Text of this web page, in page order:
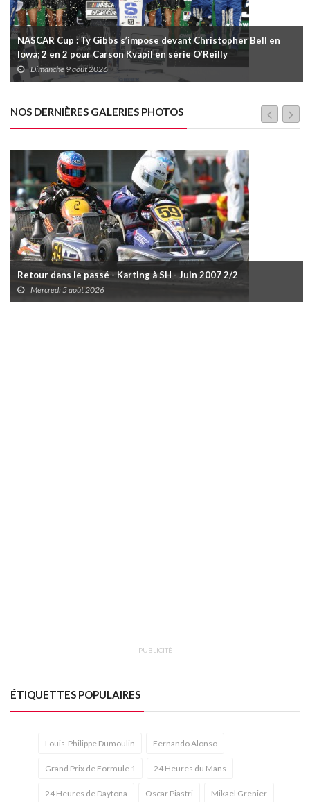
NASCAR Cup : Ty Gibbs s’impose devant Christopher Bell en
Iowa; 2 en 2 pour Carson Kvapil en série O’Reilly
Dimanche 9 août 2026
NOS DERNIÈRES GALERIES PHOTOS
Retour dans le passé - Karting à SH - Juin 2007 2/2
Mercredi 5 août 2026
PUBLICITÉ
ÉTIQUETTES POPULAIRES
Louis-Philippe Dumoulin Fernando Alonso
Grand Prix de Formule 1 24 Heures du Mans
24 Heures de Daytona Oscar Piastri Mikael Grenier